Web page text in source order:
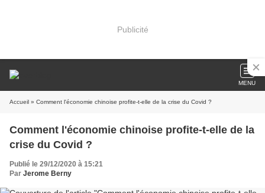
Publicité
MENU
Accueil » Comment l'économie chinoise profite-t-elle de la crise du Covid ?
Comment l'économie chinoise profite-t-elle de la
crise du Covid ?
Publié le 29/12/2020 à 15:21
Par Jerome Berny